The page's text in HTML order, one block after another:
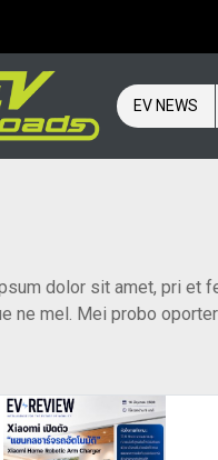
EV NEWS
dolor sit amet, pri et
ne mel. Mei probo